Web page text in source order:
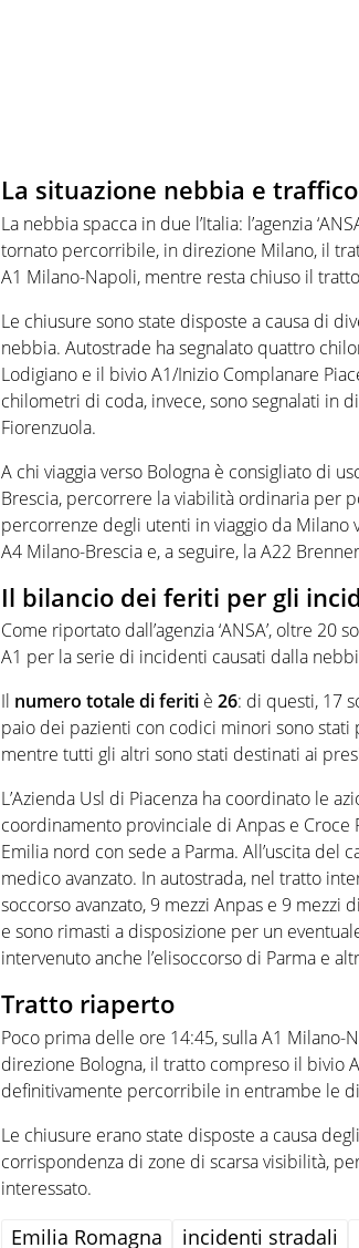
La situazione nebbia e
La nebbia spacca in due l’Italia: l’agenzia
tornato percorribile, in direzione Milano, il
A1 Milano-Napoli, mentre resta chiuso il
Le chiusure sono state disposte a causa di
nebbia. Autostrade ha segnalato quattro
Lodigiano e il bivio A1/Inizio Complanare
chilometri di coda, invece, sono segnalati in
Fiorenzuola.
A chi viaggia verso Bologna è consigliato di
Brescia, percorrere la viabilità ordinaria per
percorrenze degli utenti in viaggio da
A4 Milano-Brescia e, a seguire, la A22
Il bilancio dei feriti per gli
Come riportato dall’agenzia ‘ANSA’, oltre
A1 per la serie di incidenti causati dalla
Il numero totale di feriti è 26: di questi, 17
paio dei pazienti con codici minori sono stati
mentre tutti gli altri sono stati destinati ai
L’Azienda Usl di Piacenza ha coordinato le
coordinamento provinciale di Anpas e Croce
Emilia nord con sede a Parma. All’uscita del
medico avanzato. In autostrada, nel tratto
soccorso avanzato, 9 mezzi Anpas e 9 mezzi
e sono rimasti a disposizione per un
intervenuto anche l’elisoccorso di Parma e
Tratto riaperto
Poco prima delle ore 14:45, sulla A1 Milano-
direzione Bologna, il tratto compreso il bivio
definitivamente percorribile in entrambe le
Le chiusure erano state disposte a causa
corrispondenza di zone di scarsa visibilità,
interessato.
Emilia Romagna incidenti stradali